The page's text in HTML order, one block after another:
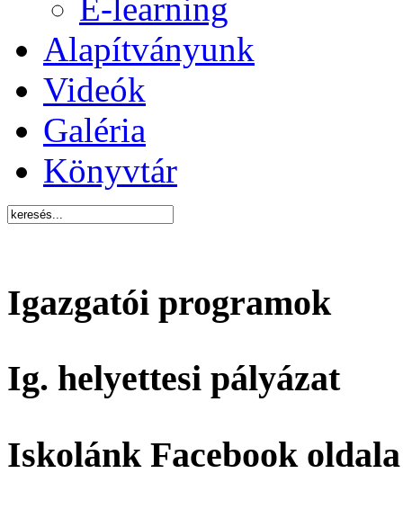
E-learning
Alapítványunk
Videók
Galéria
Könyvtár
Igazgatói programok
Ig. helyettesi pályázat
Iskolánk Facebook oldala